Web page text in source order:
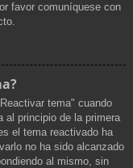
favor comuníquese con
tema" cuando
al principio de la primera
el tema reactivado ha
no ha sido alcanzado
al mismo, sin